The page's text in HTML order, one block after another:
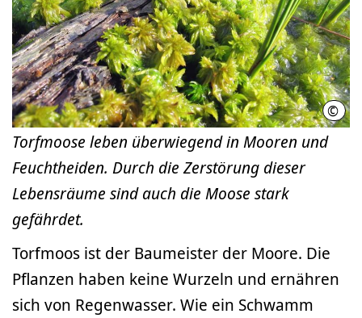
©
Torfmoose leben überwiegend in Mooren und
Feuchtheiden. Durch die Zerstörung dieser
Lebensräume sind auch die Moose stark
gefährdet.
Torfmoos ist der Baumeister der Moore. Die
Pflanzen haben keine Wurzeln und ernähren
sich von Regenwasser. Wie ein Schwamm